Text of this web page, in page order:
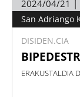
2024/04/21 |
San Adriango
DISIDEN.CIA
ERAKUSTALDIA